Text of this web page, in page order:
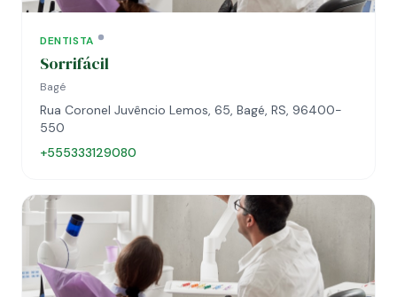
DENTISTA
Sorrifácil
Bagé
Rua Coronel Juvêncio Lemos, 65, Bagé, RS, 96400-
550
+555333129080